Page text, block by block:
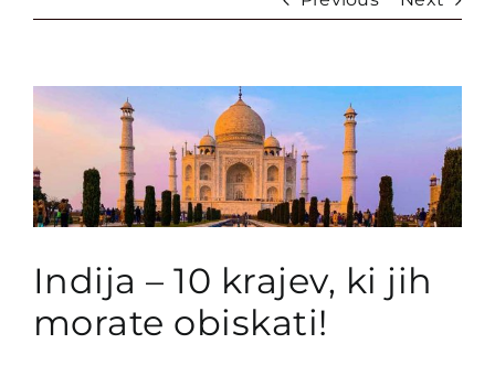
Indija – 10 krajev, ki jih
morate obiskati!